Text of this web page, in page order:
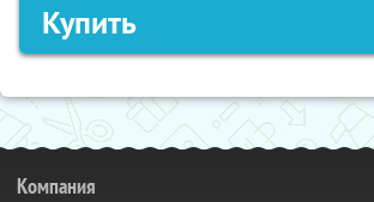
Купить
Компания